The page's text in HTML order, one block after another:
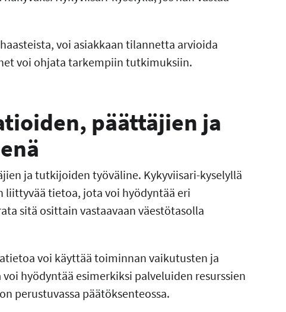
voi asiakkaan tilannetta arvioida
voi ohjata tarkempiin tutkimuksiin.
päättäjien ja
ja tutkijoiden työväline. Kykyviisari-kyselyllä
tietoa, jota voi hyödyntää eri
sitä osittain vastaavaan väestötasolla
voi käyttää toiminnan vaikutusten ja
hyödyntää esimerkiksi palveluiden resurssien
perustuvassa päätöksenteossa.